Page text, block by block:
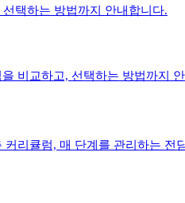
택하는 방법까지 안내합니다.
을 비교하고, 선택하는 방법까지
리큘럼, 매 단계를 관리하는 전